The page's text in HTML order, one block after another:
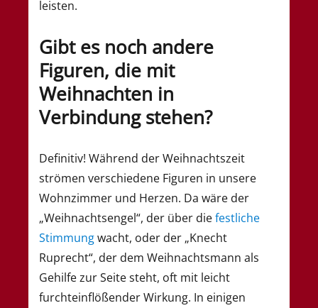
leisten.
Gibt es noch andere
Figuren, die mit
Weihnachten in
Verbindung stehen?
Definitiv! Während der Weihnachtszeit
strömen verschiedene Figuren in unsere
Wohnzimmer und Herzen. Da wäre der
„Weihnachtsengel“, der über diefestliche
Stimmungwacht, oder der „Knecht
Ruprecht“, der dem Weihnachtsmann als
Gehilfe zur Seite steht, oft mit leicht
furchteinflößender Wirkung. In einigen